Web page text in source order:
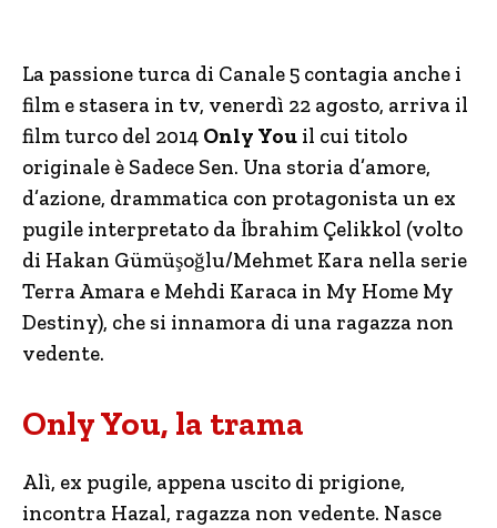
La passione turca di Canale 5 contagia anche i
film e stasera in tv, venerdì 22 agosto, arriva il
film turco del 2014 Only You il cui titolo
originale è Sadece Sen. Una storia d’amore,
d’azione, drammatica con protagonista un ex
pugile interpretato da İbrahim Çelikkol (volto
di Hakan Gümüşoğlu/Mehmet Kara nella serie
Terra Amara e Mehdi Karaca in My Home My
Destiny), che si innamora di una ragazza non
vedente.
Only You, la trama
Alì, ex pugile, appena uscito di prigione,
incontra Hazal, ragazza non vedente. Nasce